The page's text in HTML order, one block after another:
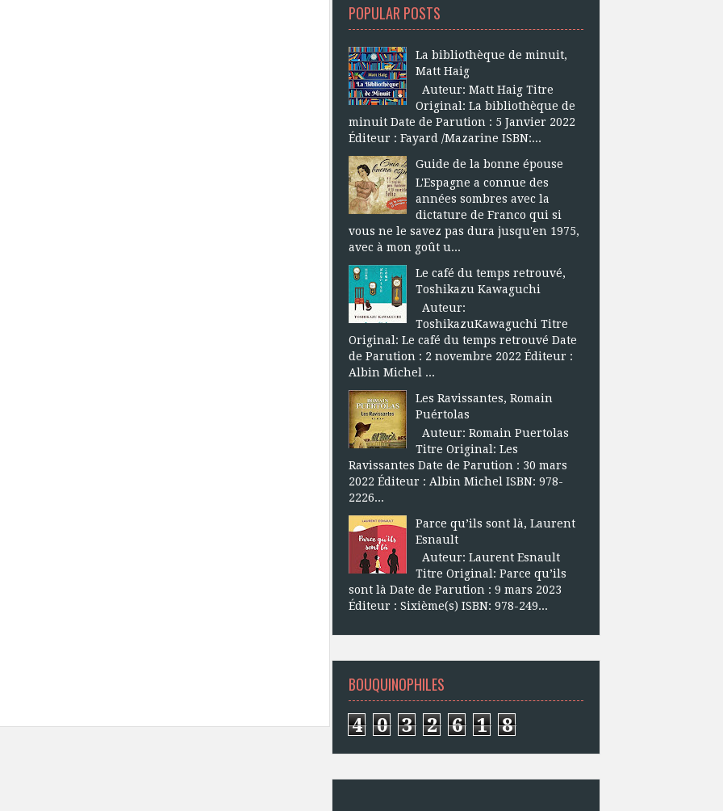
POPULAR POSTS
La bibliothèque de minuit,
Matt Haig
Auteur: Matt Haig Titre
Original: La bibliothèque de
minuit Date de Parution : 5 Janvier 2022
Éditeur : Fayard /Mazarine ISBN:...
Guide de la bonne épouse
L'Espagne a connue des
années sombres avec la
dictature de Franco qui si
vous ne le savez pas dura jusqu'en 1975,
avec à mon goût u...
Le café du temps retrouvé,
Toshikazu Kawaguchi
Auteur:
ToshikazuKawaguchi Titre
Original: Le café du temps retrouvé Date
de Parution : 2 novembre 2022 Éditeur :
Albin Michel ...
Les Ravissantes, Romain
Puértolas
Auteur: Romain Puertolas
Titre Original: Les
Ravissantes Date de Parution : 30 mars
2022 Éditeur : Albin Michel ISBN: 978-
2226...
Parce qu’ils sont là, Laurent
Esnault
Auteur: Laurent Esnault
Titre Original: Parce qu’ils
sont là Date de Parution : 9 mars 2023
Éditeur : Sixième(s) ISBN: 978-249...
BOUQUINOPHILES
4 0 3 2 6 1 8